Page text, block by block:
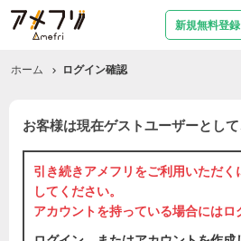
新規無料登録
ホーム ログイン確認
お客様は現在ゲストユーザーとして
引き続きアメフリをご利用いただく
してください。
アカウントを持っている場合にはロ